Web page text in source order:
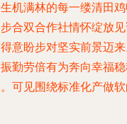
机满林的每一缕清田
合双合作社情怀绽放
意盼步对坚实前景迈
勤劳倍有为奔向幸福
可见围绕标准化产做软